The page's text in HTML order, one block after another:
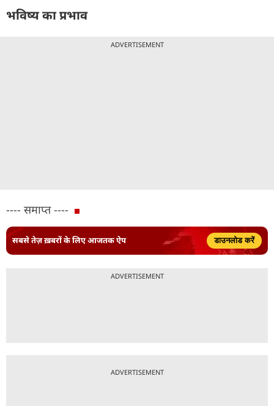
भविष्य का प्रभाव
ADVERTISEMENT
---- समाप्त ----
सबसे तेज़ ख़बरों के लिए आजतक ऐप डाउनलोड करें
ADVERTISEMENT
ADVERTISEMENT